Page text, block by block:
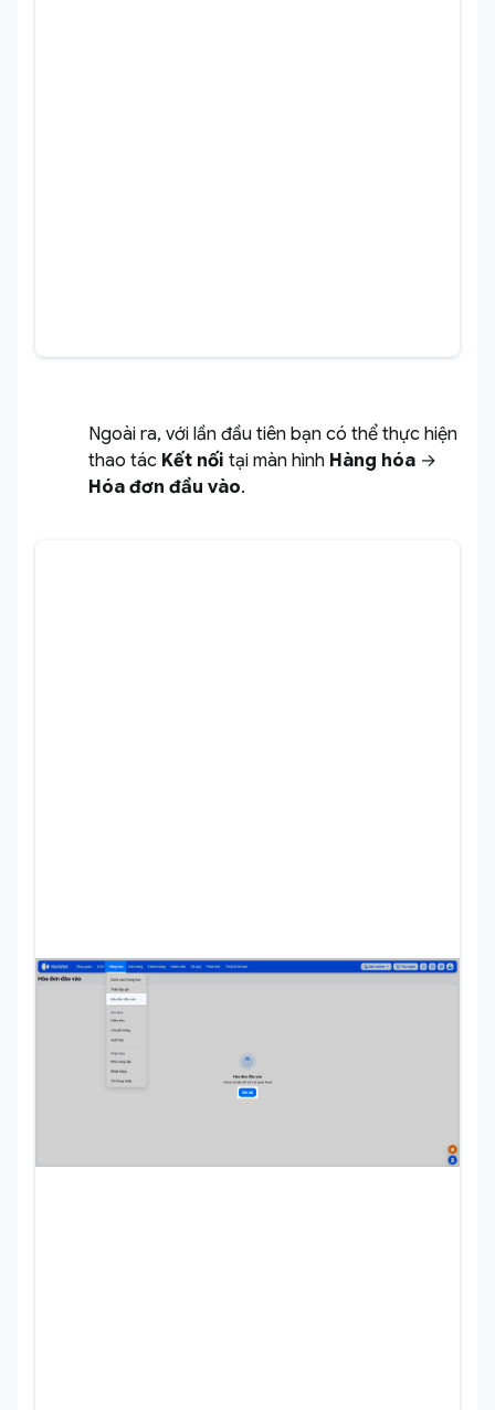
Ngoài ra, với lần đầu tiên bạn có thể thực hiện
thao tác Kết nối tại màn hình Hàng hóa →
Hóa đơn đầu vào.